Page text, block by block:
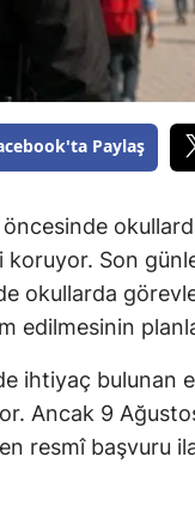
Paylaş
Son
okullarda
edilmesinin
ihtiyaç bulunan
Ancak 9
resmî başvuru